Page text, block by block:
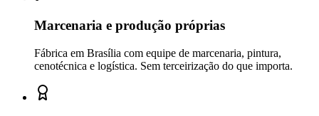
Marcenaria e produção próprias
Fábrica em Brasília com equipe de marcenaria, pintura,
cenotécnica e logística. Sem terceirização do que importa.